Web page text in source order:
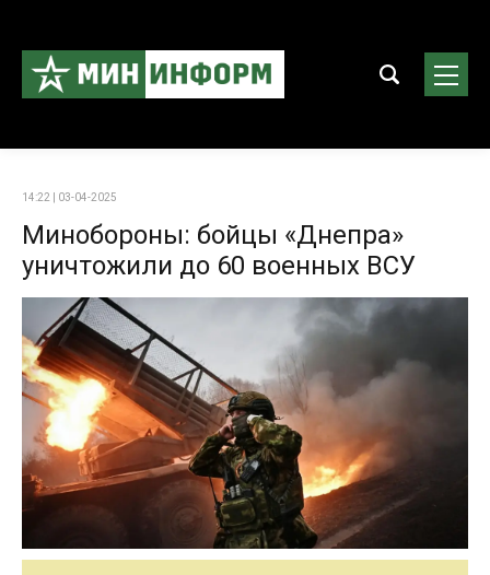
14:22 | 03-04-2025
Минобороны: бойцы «Днепра»
уничтожили до 60 военных ВСУ